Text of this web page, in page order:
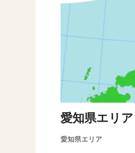
愛知県エリア
愛知県エリア